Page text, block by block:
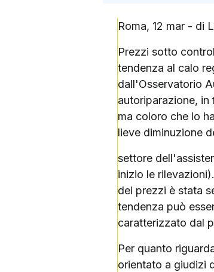
Roma, 12 mar - di
Prezzi sotto
tendenza al calo
dall'Osservatorio
autoriparazione,
ma coloro che lo
lieve diminuzione
settore
inizio le
dei prezzi è stata
tendenza può
caratterizzato dal
Per quanto
orientato a giudizi